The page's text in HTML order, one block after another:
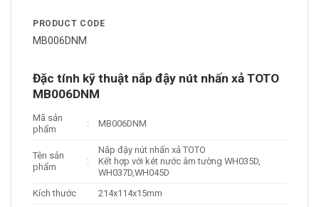
PRODUCT CODE
MB006DNM
Đặc tính kỹ thuật nắp đậy nút nhấn xả TOTO
MB006DNM
Mã sản
phẩm
: MB006DNM
Tên sản
phẩm
:
Nắp đậy nút nhấn xả TOTO
Kết hợp với két nước âm tường WH035D,
WH037D,WH045D
Kích thước
214x114x15mm